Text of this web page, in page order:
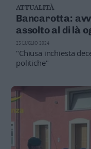
Business
Wire
Territori
Trento
Rovereto
Riva
–
Arco
Basso
Sarca
ATTUALITÀ
Bancarotta:
assolto al di là
"Chiusa inchiesta
politiche"
23 LUGLIO 2024